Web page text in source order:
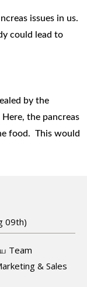
issues in us.
could lead to
by the
the pancreas
food. This would
09th)
Team
& Sales